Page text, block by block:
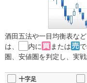
酒田五法や一目均衡表な
は、
内に または
圏、安値圏を判定し、実戦
十字足